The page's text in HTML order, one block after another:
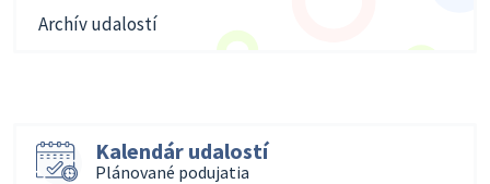
Archív udalostí
Kalendár udalostí
Plánované podujatia